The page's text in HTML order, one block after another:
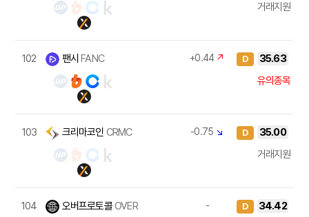
거래지원
102 팬시FANC +0.44 ↗ D
35.63
유의종목
103 크리마코인 CRMC -0.75 ↘ D
35.00
거래지원
104 오버프로토콜OVER - D
34.42